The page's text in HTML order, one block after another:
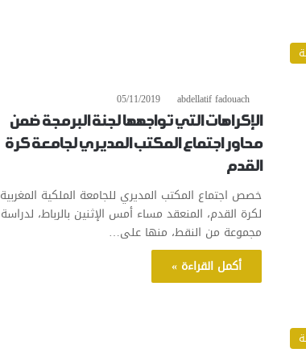
abdellatif fadouach
05/11/2019
الإكراهات التي تواجهها لجنة البرمجة ضمن
محاور اجتماع المكتب المديري لجامعة كرة
القدم
خصص اجتماع المكتب المديري للجامعة الملكية المغربية
لكرة القدم، المنعقد مساء أمس الإثنين بالرباط، لدراسة
مجموعة من النقط، منها على…
أكمل القراءة »